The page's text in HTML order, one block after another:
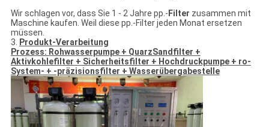
Wir schlagen vor, dass Sie 1 - 2 Jahre pp.- Filter zusammen mit
Maschine kaufen. Weil diese pp.-Filter jeden Monat ersetzen
müssen.
3. Produkt-Verarbeitung
Prozess: Rohwasserpumpe + QuarzSandfilter +
Aktivkohlefilter + Sicherheitsfilter + Hochdruckpumpe + ro-
System- + -präzisionsfilter + Wasserübergabestelle